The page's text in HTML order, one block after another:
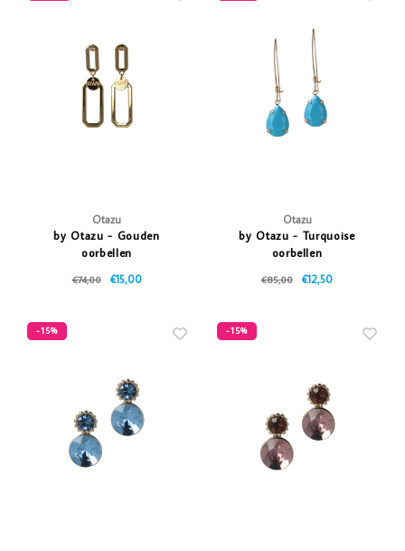
Otazu
by Otazu - Gouden
oorbellen
€74,00 €15,00
Otazu
by Otazu - Turquoise
oorbellen
€85,00 €12,50
-15% -15%